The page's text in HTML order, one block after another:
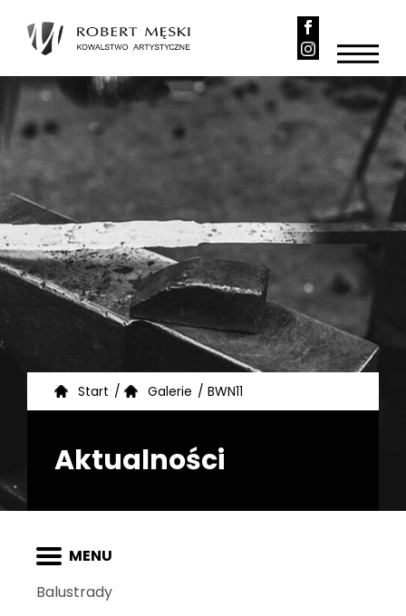
Start / Galerie / BWN11
Aktualności
Balustrady